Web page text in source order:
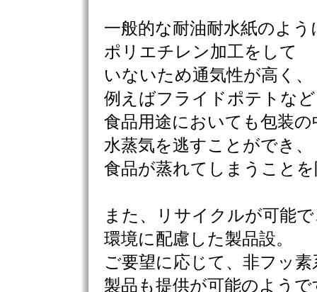
一般的な耐油耐水紙のよう
ポリエチレン加工をして
いないため通気性が高く、
例えばフライドポテトなど
食品用途においても包装の
水蒸気を逃すことができ、
食品が蒸れてしまうこと
また、リサイクルが可能
環境に配慮した製品設。
ご要望に応じて、非フッ素
製品も提供が可能のようで